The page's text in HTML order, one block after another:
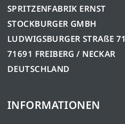
SPRITZENFABRIK ERNST
STOCKBURGER GMBH
LUDWIGSBURGER STRAßE 71
71691 FREIBERG / NECKAR
DEUTSCHLAND
INFORMATIONEN